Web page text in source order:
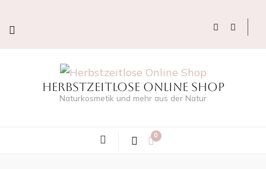
Herbstzeitlose Online Shop
Naturkosmetik und mehr aus der Natur
0